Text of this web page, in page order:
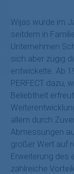
Wijas wurde im
seitdem in
Unternehmen
sich aber zügig
entwickelte. Ab
PERFECT dazu,
Beliebtheit
allem durch
Abmessungen
großer Wert auf
Erweiterung des
zahlreiche